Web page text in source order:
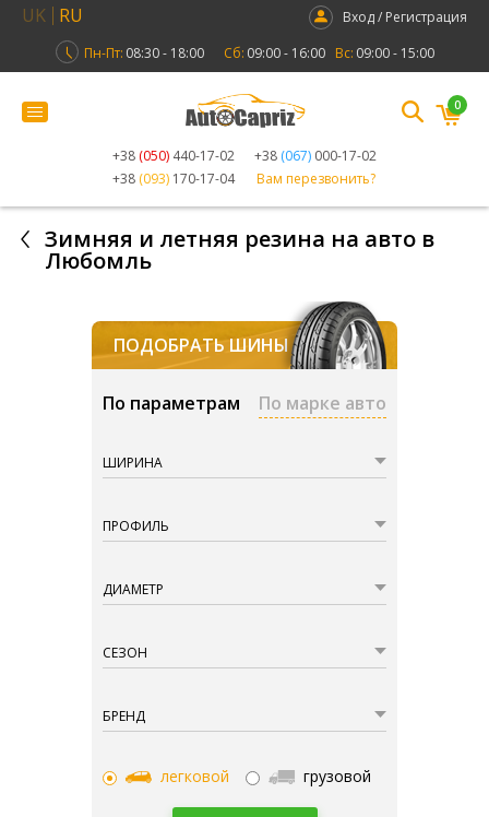
UK RU
Вход / Регистрация
Пн-Пт: 08:30 - 18:00 Сб: 09:00 - 16:00 Вс: 09:00 - 15:00
+38 (050) 440-17-02 +38 (067) 000-17-02
+38 (093) 170-17-04 Вам перезвонить?
0
Зимняя и летняя резина на авто в
Любомль
ПОДОБРАТЬ ШИНЫ
По параметрам По марке авто
ШИРИНА
ПРОФИЛЬ
ДИАМЕТР
СЕЗОН
БРЕНД
легковой грузовой